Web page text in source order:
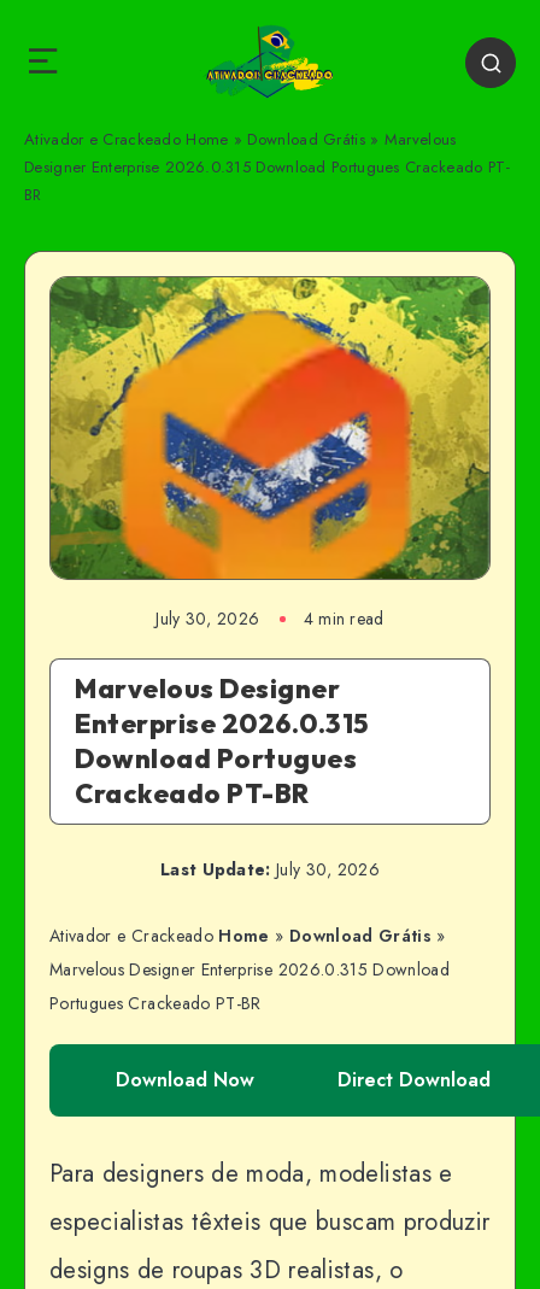
Ativador e Crackeado Home » Download Grátis» Marvelous
Designer Enterprise 2026.0.315 Download Portugues Crackeado PT-
BR
July 30, 2026 4 min read
Marvelous Designer
Enterprise 2026.0.315
Download Portugues
Crackeado PT-BR
Last Update: July 30, 2026
Ativador e Crackeado Home » Download Grátis »
Marvelous Designer Enterprise 2026.0.315 Download
Portugues Crackeado PT-BR
Download Now Direct Download
Para designers de moda, modelistas e
especialistas têxteis que buscam produzir
designs de roupas 3D realistas, o